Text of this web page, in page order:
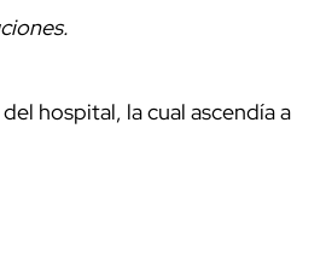
hospital, la cual ascendía a